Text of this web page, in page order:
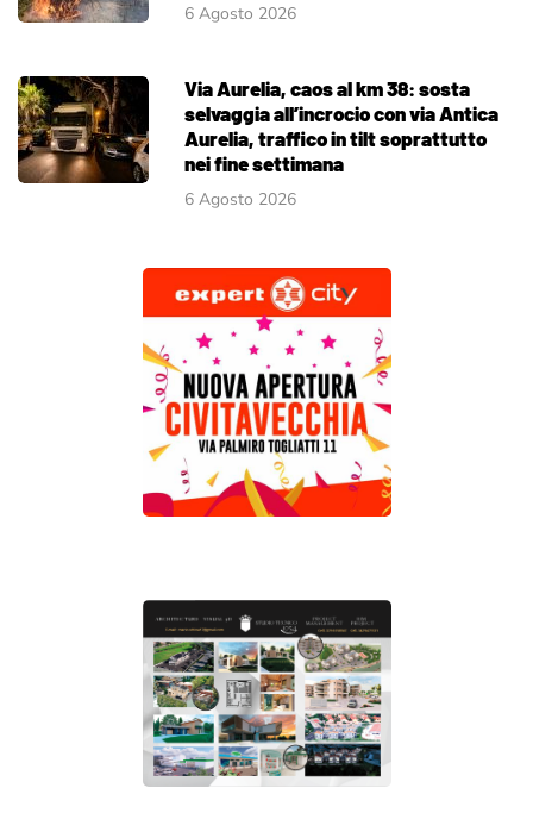
6 Agosto 2026
Via Aurelia, caos al km 38: sosta
selvaggia all’incrocio con via Antica
Aurelia, traffico in tilt soprattutto
nei fine settimana
6 Agosto 2026